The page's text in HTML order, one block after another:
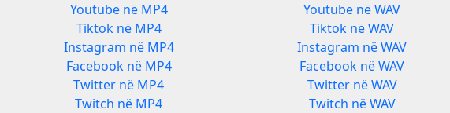
Youtube në MP4
Tiktok në MP4
Instagram në MP4
Facebook në MP4
Twitter në MP4
Twitch në MP4
Youtube në WAV
Tiktok në WAV
Instagram në WAV
Facebook në WAV
Twitter në WAV
Twitch në WAV